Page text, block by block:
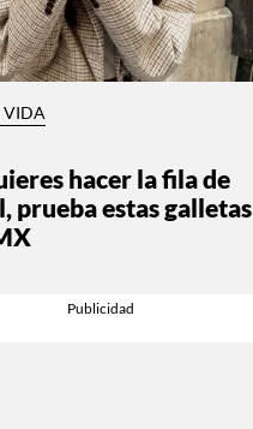
VIDA
hacer la fila de
prueba estas galletas